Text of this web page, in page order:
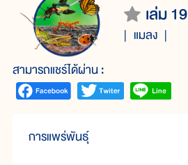
เล่ม 19
แมลง
สามารถแชร์ได้ผ่าน :
การแพร่พันธุ์